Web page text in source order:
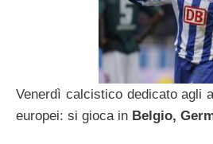
Venerdì calcistico dedicato agli
europei: si gioca in Belgio,